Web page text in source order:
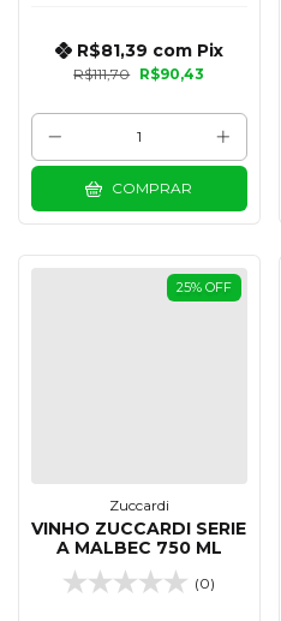
R$111,70 R$90,43
R$81,39 com Pix
COMPRAR
25% OFF
Zuccardi
VINHO ZUCCARDI SERIE
A MALBEC 750 ML
(0)